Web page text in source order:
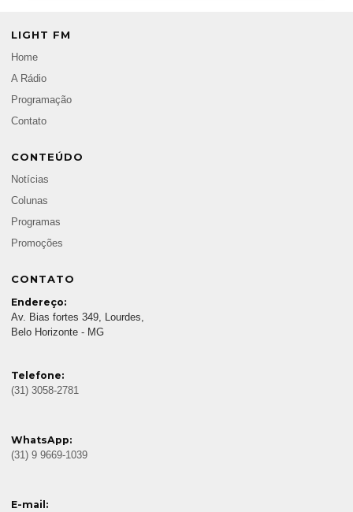
LIGHT FM
Home
A Rádio
Programação
Contato
CONTEÚDO
Notícias
Colunas
Programas
Promoções
CONTATO
Endereço:
Av. Bias fortes 349, Lourdes,
Belo Horizonte - MG
Telefone:
(31) 3058-2781
WhatsApp:
(31) 9 9669-1039
E-mail: